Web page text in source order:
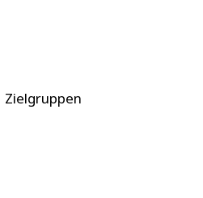
Zielgruppen